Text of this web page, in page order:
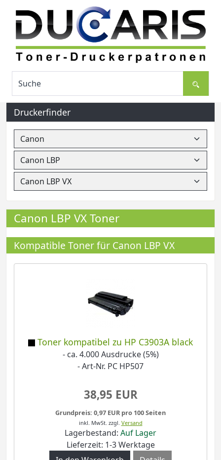
Druckerfinder
Canon LBP VX Toner
Kompatible Toner für Canon LBP VX
Toner kompatibel zu HP C3903A black
- ca. 4.000 Ausdrucke (5%)
- Art-Nr. PC HP507
38,95 EUR
Grundpreis: 0,97 EUR pro 100 Seiten
inkl. MwSt. zzgl. Versand
Lagerbestand: Auf Lager
Lieferzeit: 1-3 Werktage